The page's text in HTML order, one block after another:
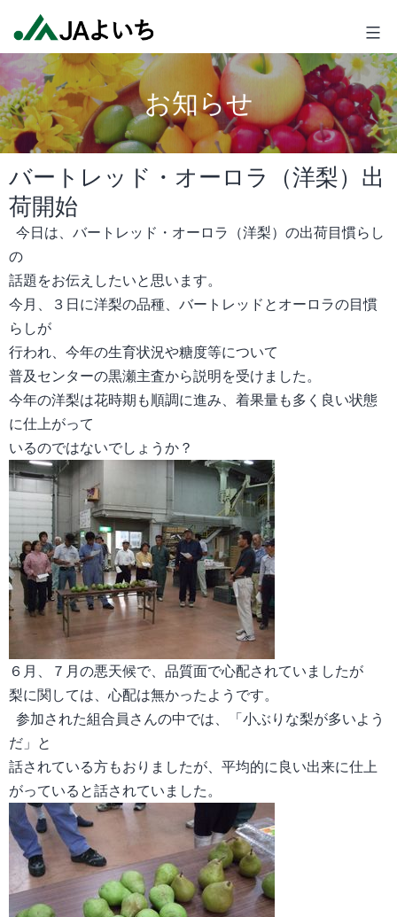
テ
ン
ツ
へ
ス
キ
ッ
よ
い
ち
お知らせ
バートレッド・オーロラ（洋梨）出
荷開始
今日は、バートレッド・オーロラ（洋梨）の出荷目慣らし
の
話題をお伝えしたいと思います。
今月、３日に洋梨の品種、バートレッドとオーロラの目慣
らしが
行われ、今年の生育状況や糖度等について
普及センターの黒瀬主査から説明を受けました。
今年の洋梨は花時期も順調に進み、着果量も多く良い状態
に仕上がって
いるのではないでしょうか？
６月、７月の悪天候で、品質面で心配されていましたが
梨に関しては、心配は無かったようです。
参加された組合員さんの中では、「小ぶりな梨が多いよう
だ」と
話されている方もおりましたが、平均的に良い出来に仕上
がっている と話されていました。